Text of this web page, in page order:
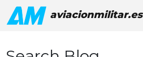
aviacionmilitar.es